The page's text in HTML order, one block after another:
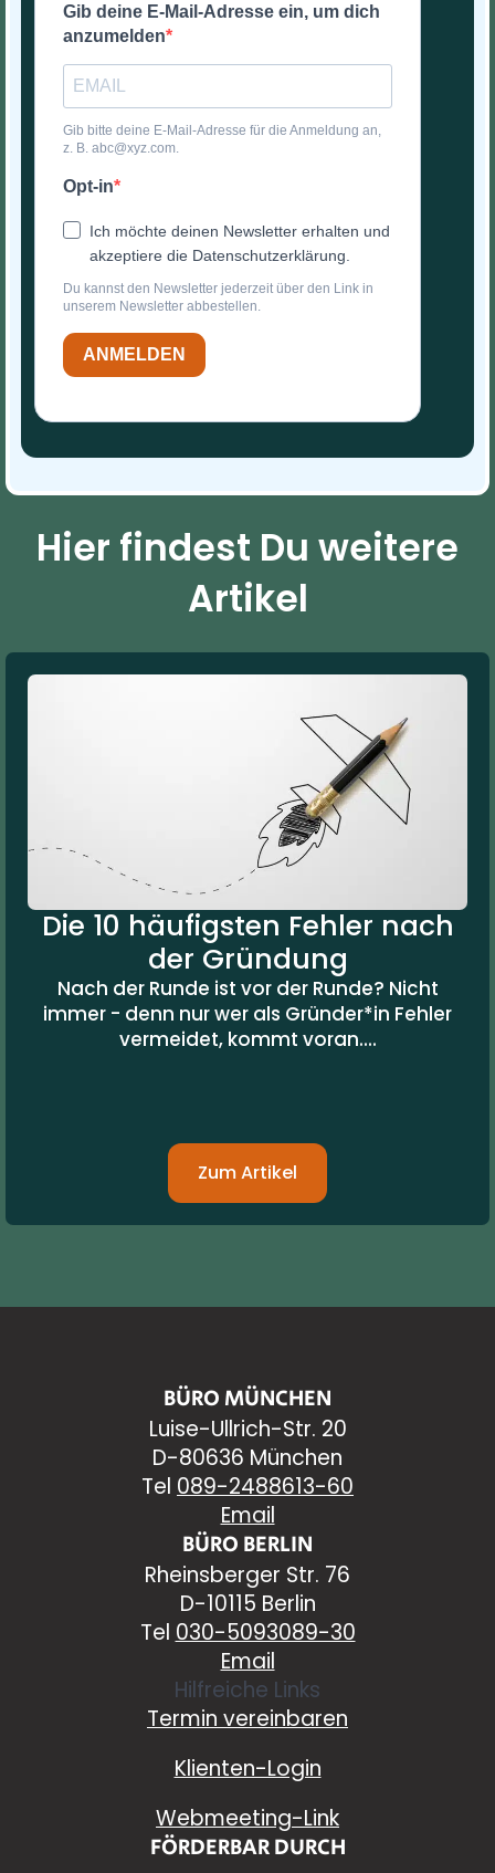
Gib deine E-Mail-Adresse ein, um dich
anzumelden
Gib bitte deine E-Mail-Adresse für die Anmeldung an,
z. B. abc@xyz.com.
Opt-in
Ich möchte deinen Newsletter erhalten und
akzeptiere die Datenschutzerklärung.
Du kannst den Newsletter jederzeit über den Link in
unserem Newsletter abbestellen.
ANMELDEN
Hier findest Du weitere
Artikel
Die 10 häufigsten Fehler nach
der Gründung
Nach der Runde ist vor der Runde? Nicht
immer - denn nur wer als Gründer*in Fehler
vermeidet, kommt voran....
Zum Artikel
BÜRO MÜNCHEN
Luise-Ullrich-Str. 20
D-80636 München
Tel 089-2488613-60
Email
BÜRO BERLIN
Rheinsberger Str. 76
D-10115 Berlin
Tel 030-5093089-30
Email
Hilfreiche Links
Termin vereinbaren
Klienten-Login
Webmeeting-Link
FÖRDERBAR DURCH